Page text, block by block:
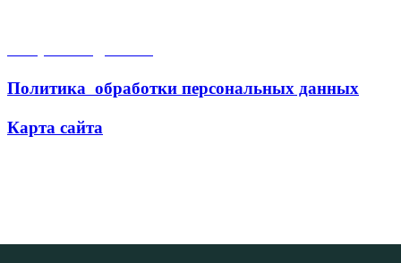
Политика обработки персональных данных
Карта сайта